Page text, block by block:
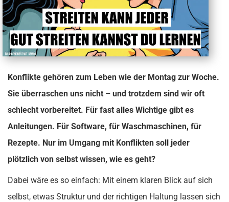
Konflikte gehören zum Leben wie der Montag zur Woche.
Sie überraschen uns nicht – und trotzdem sind wir oft
schlecht vorbereitet. Für fast alles Wichtige gibt es
Anleitungen. Für Software, für Waschmaschinen, für
Rezepte. Nur im Umgang mit Konflikten soll jeder
plötzlich von selbst wissen, wie es geht?
Dabei wäre es so einfach: Mit einem klaren Blick auf sich
selbst, etwas Struktur und der richtigen Haltung lassen sich